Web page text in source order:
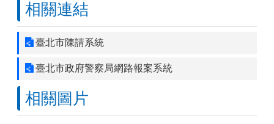
相關連結
臺北市陳請系統
臺北市政府警察局網路報案系統
相關圖片